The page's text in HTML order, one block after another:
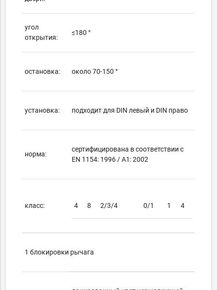
угол
открытия:
≤180 °
остановка: около 70-150 °
установка: подходит для DIN левый и DIN право
норма:
сертифицирована в соответствии с
EN 1154: 1996 / A1: 2002
класс: 4 8 2/3/4 0/1 1 4
1 блокировки рычага